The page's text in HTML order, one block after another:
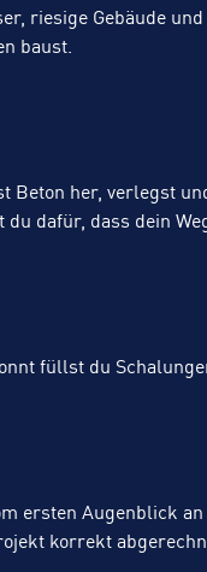
riesige Gebäude
baust.
her, verlegst
dafür, dass dein
füllst du
ersten Augenblick
korrekt